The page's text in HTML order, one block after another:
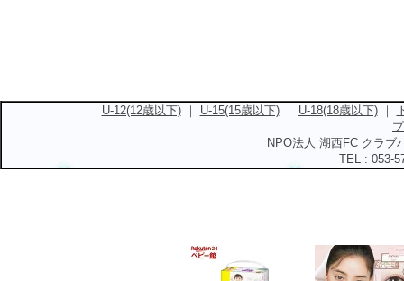
U-12(12歳以下)｜ U-15(15歳以下)｜ U-18(18歳以下)｜
NPO法人 湖西FC クラ
TEL : 053-